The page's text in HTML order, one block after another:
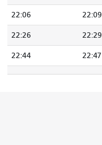
22:06 22:09
22:26 22:29
22:44 22:47